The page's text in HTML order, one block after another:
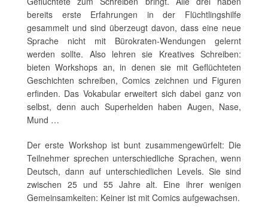
bereits erste Erfahrungen in der Flüchtlingshilfe
gesammelt und sind überzeugt davon, dass eine neue
Sprache nicht mit Bürokraten-Wendungen gelernt
werden sollte. Also lehren sie Kreatives Schreiben:
bieten Workshops an, in denen sie mit Geflüchteten
Geschichten schreiben, Comics zeichnen und Figuren
erfinden. Das Vokabular erweitert sich dabei ganz von
selbst, denn auch Superhelden haben Augen, Nase,
Mund …
Der erste Workshop ist bunt zusammengewürfelt: Die
Teilnehmer sprechen unterschiedliche Sprachen, wenn
Deutsch, dann auf unterschiedlichen Levels. Sie sind
zwischen 25 und 55 Jahre alt. Eine ihrer wenigen
Gemeinsamkeiten: Keiner ist mit Comics aufgewachsen.